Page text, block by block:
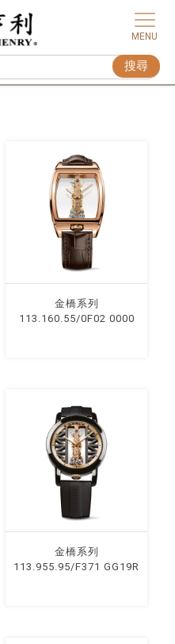
⾦橋系列
113.160.55/0F02 0000
⾦橋系列
113.955.95/F371 GG19R